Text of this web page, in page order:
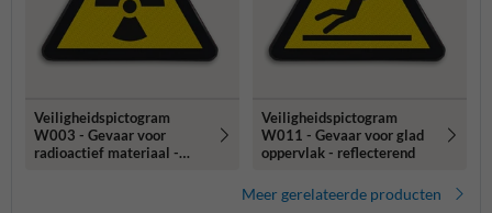
Veiligheidspictogram
W003 - Gevaar voor
radioactief materiaal -
Veiligheidspictogram
W011 - Gevaar voor glad
oppervlak - reflecterend
Meer gerelateerde producten